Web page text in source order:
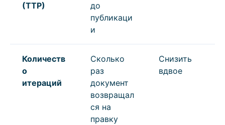
(TTP)
до
публикаци
и
Количеств
о
итераций
Сколько
раз
документ
возвращал
ся на
правку
Снизить
вдвое